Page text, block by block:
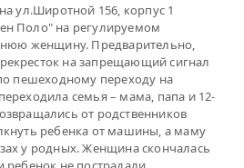
ул.Широтной 156, корпус 1
Поло" на регулируемом
женщину. Предварительно,
на запрещающий сигнал
пешеходному переходу на
семья – мама, папа и 12-
от родственников
ребенка от машины, а маму
у родных. Женщина скончалась